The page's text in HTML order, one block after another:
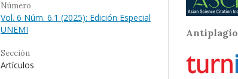
Número
Vol. 6 Núm. 6.1 (2025): Edición Especial
UNEMI
Sección
Artículos
Antiplagio